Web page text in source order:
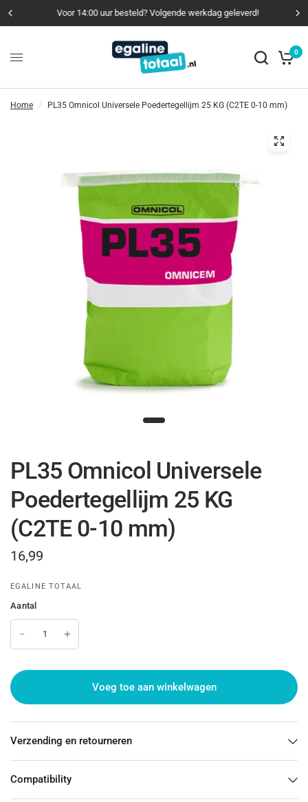
Voor 14:00 uur besteld? Volgende werkdag geleverd!
0
Home / PL35 Omnicol Universele Poedertegellijm 25 KG (C2TE 0-10 mm)
PL35 Omnicol Universele
Poedertegellijm 25 KG
(C2TE 0-10 mm)
16,99
EGALINE TOTAAL
Aantal
Voeg toe aan winkelwagen
Verzending en retourneren
Compatibility